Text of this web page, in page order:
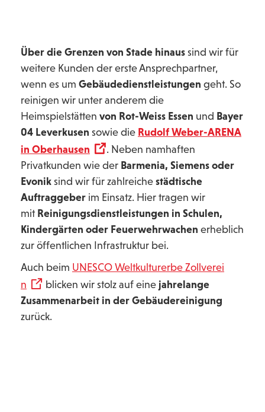
Über die Grenzen von Stade hinaus sind wir für
weitere Kunden der erste Ansprechpartner,
wenn es um Gebäudedienstleistungen geht. So
reinigen wir unter anderem die
Heimspielstätten von Rot-Weiss Essen und Bayer
04 Leverkusen sowie die Rudolf Weber-ARENA
in Oberhausen
. Neben namhaften
Privatkunden wie der Barmenia, Siemens oder
Evonik sind wir für zahlreiche städtische
Auftraggeber im Einsatz. Hier tragen wir
mit Reinigungsdienstleistungen in Schulen,
Kindergärten oder Feuerwehrwachen erheblich
zur öffentlichen Infrastruktur bei.
Auch beim UNESCO Weltkulturerbe Zollverei
n
blicken wir stolz auf eine jahrelange
Zusammenarbeit in der Gebäudereinigung
zurück.